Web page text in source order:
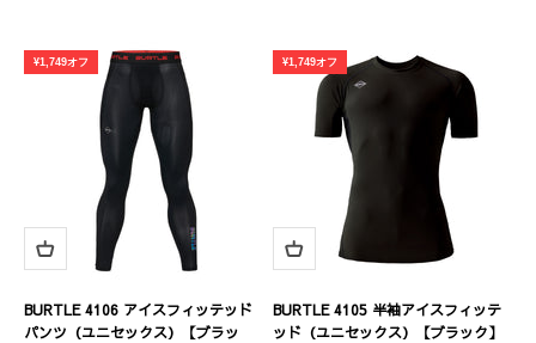
¥1,749オフ
BURTLE 4106 アイスフィッテッド
パンツ（ユニセックス）【ブラッ
¥1,749オフ
BURTLE 4105 半袖アイスフィッテ
ッド（ユニセックス）【ブラック】